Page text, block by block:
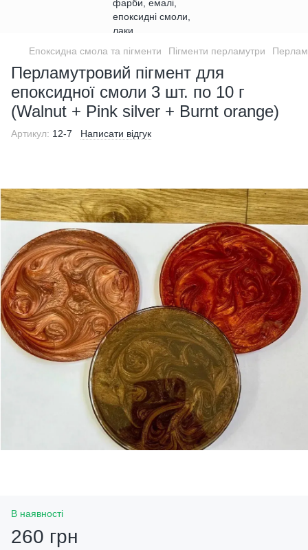
Епоксидна смола та пігменти Пігменти перламутри
Перламутровий пігмент для
епоксидної смоли 3 шт. по 10 г
(Walnut + Pink silver + Burnt orange)
Артикул: 12-7 Написати відгук
В наявності
260 грн